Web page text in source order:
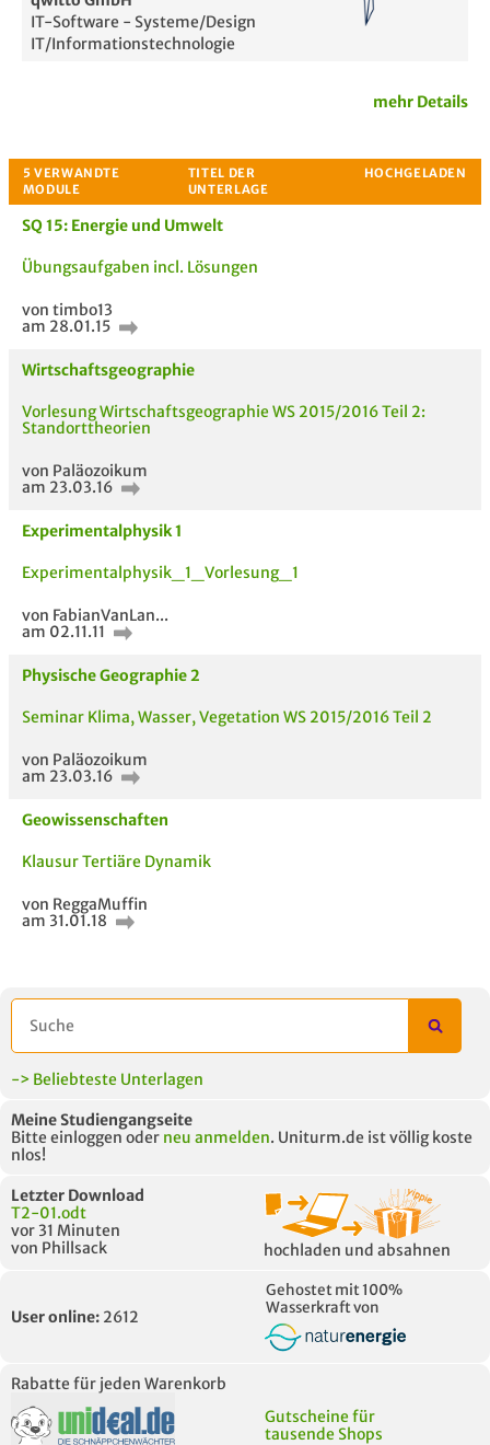
IT-Software - Systeme/Design
IT/Informationstechnologie
mehr Details
SQ 15: Energie und Umwelt
Übungsaufgaben incl. Lösungen
von timbo13
am 28.01.15
Wirtschaftsgeographie
Vorlesung Wirtschaftsgeographie WS 2015/2016 Teil 2:
Standorttheorien
von Paläozoikum
am 23.03.16
Experimentalphysik 1
Experimentalphysik_1_Vorlesung_1
von FabianVanLan...
am 02.11.11
Physische Geographie 2
Seminar Klima, Wasser, Vegetation WS 2015/2016 Teil 2
von Paläozoikum
am 23.03.16
Geowissenschaften
Klausur Tertiäre Dynamik
von ReggaMuffin
am 31.01.18
-> Beliebteste Unterlagen
Meine Studiengangseite
Bitte einloggen oder neu anmelden. Uniturm.de ist völlig koste
nlos!
Letzter Download
T2-01.odt
vor 31 Minuten
von Phillsack
hochladen und absahnen
User online: 2612
Gehostet mit 100%
Wasserkraft von
Rabatte für jeden Warenkorb
Gutscheine für
tausende Shops